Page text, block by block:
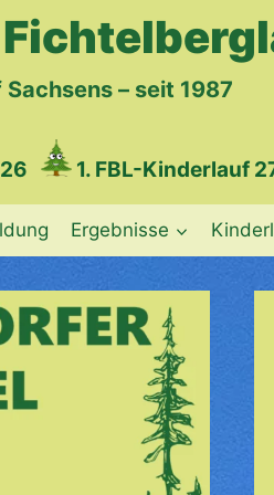
– seit 1987
1. FBL-Kinderlauf
Ergebnisse